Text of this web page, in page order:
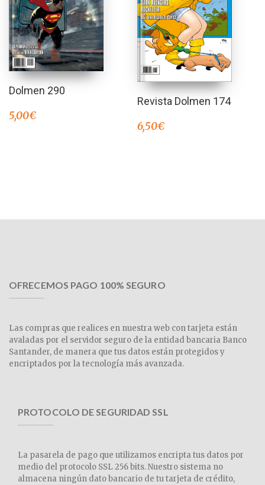
Dolmen 290
5,00€
Revista Dolmen 174
6,50€
OFRECEMOS PAGO 100% SEGURO
Las compras que realices en nuestra web con tarjeta están
avaladas por el servidor seguro de la entidad bancaria Banco
Santander, de manera que tus datos están protegidos y
encriptados por la tecnología más avanzada.
PROTOCOLO DE SEGURIDAD SSL
La pasarela de pago que utilizamos encripta tus datos por
medio del protocolo SSL 256 bits. Nuestro sistema no
almacena ningún dato bancario de tu tarjeta de crédito,